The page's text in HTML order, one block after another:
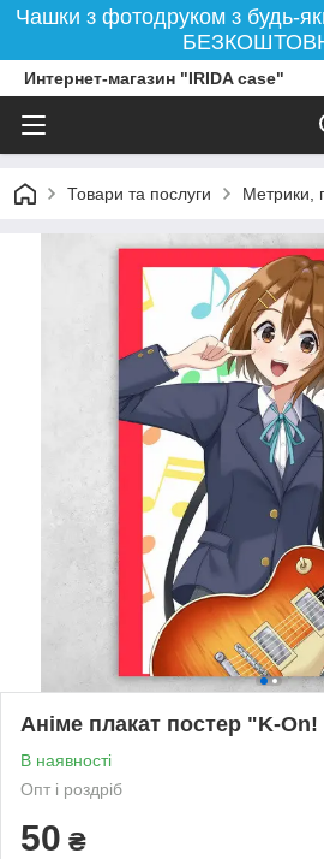
Чашки з фотодруком з будь-
Интернет-магазин "IRIDA case"
Товари та послуги Метрики,
Аніме плакат постер "K-
В наявності
Опт і роздріб
50 ₴